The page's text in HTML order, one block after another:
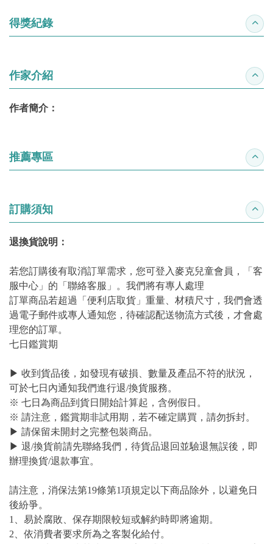
得獎紀錄 收合
作家介紹 收合
作者簡介：
推薦專區 收合
訂購須知 收合
退換貨說明：
若您訂購後有取消訂單需求，您可登入麥克兒童會員，「客
服中心」的「聯絡客服」。我們將有專人處理
訂單商品若超過「便利店取貨」重量、材積尺寸，我們會透
過電子郵件或專人通知您，待確認配送物流方式後，才會處
理您的訂單。
七日鑑賞期
▶ 收到貨品後，如發現有破損、數量及產品不符的狀況，
可於七日內通知我們進行退/換貨服務。
※ 七日為商品到貨日開始計算起，含例假日。
※ 請注意，鑑賞期非試用期，若不確定購買，請勿拆封。
▶ 請保留未開封之完整包裝商品。
▶ 退/換貨前請先聯絡我們，待貨品退回並驗退無誤後，即
辦理換貨/退款事宜。
請注意，消保法第19條第1項規定以下商品除外，以避免日
後紛爭。
1、易於腐敗、保存期限較短或解約時即將逾期。
2、依消費者要求所為之客製化給付。